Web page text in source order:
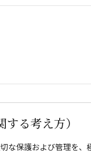
る考え方）
な保護および管理を、